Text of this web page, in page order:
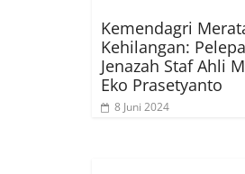
Kemendagri
Kehilangan:
Jenazah Staf Ahli
Eko Prasetyanto
8 Juni 2024